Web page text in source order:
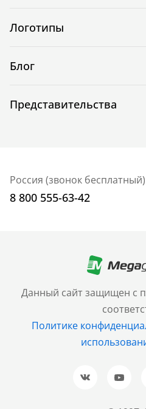
Данный сайт защищен с
Политике
Логотипы
Блог
Представительства
Россия (звонок бесплатный)
8 800 555-63-42
+7 (499) 705-30-10
Санкт-Петербург
+7 (812) 600-77-33
Барнаул
+7 (961) 999-93-93
Новосибирск